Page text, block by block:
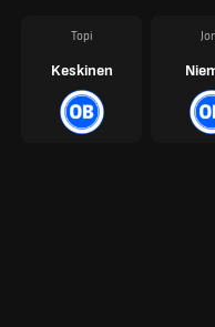
Topi
Keskinen